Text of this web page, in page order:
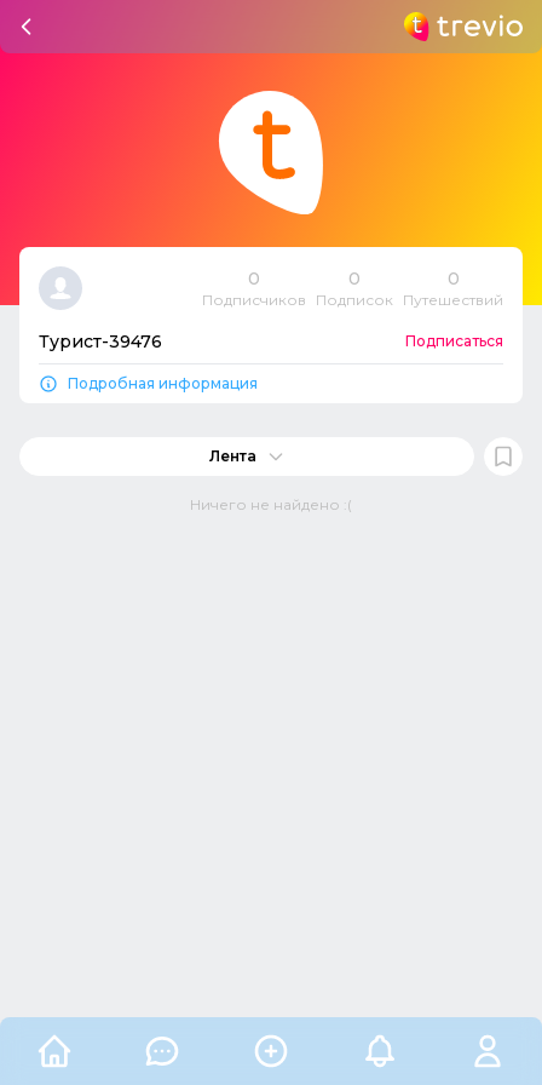
0
Подписчиков
0
Подписок
0
Путешествий
Турист-39476 Подписаться
Подробная информация
Лента
Ничего не найдено :(